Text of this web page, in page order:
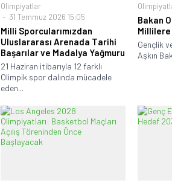
Olimpiyatlar
31 Temmuz 2026 15:05
Milli Sporcularımızdan
Uluslararası Arenada Tarihi
Başarılar ve Madalya Yağmuru
21 Haziran itibarıyla 12 farklı
Olimpik spor dalında mücadele
eden...
Bakan
Millilere
Gençlik
Aşkın